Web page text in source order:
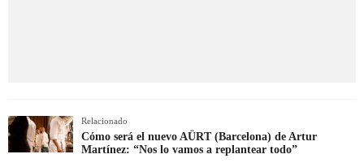
Relacionado
Cómo será el nuevo AÜRT (Barcelona) de Artur
Martínez: “Nos lo vamos a replantear todo”